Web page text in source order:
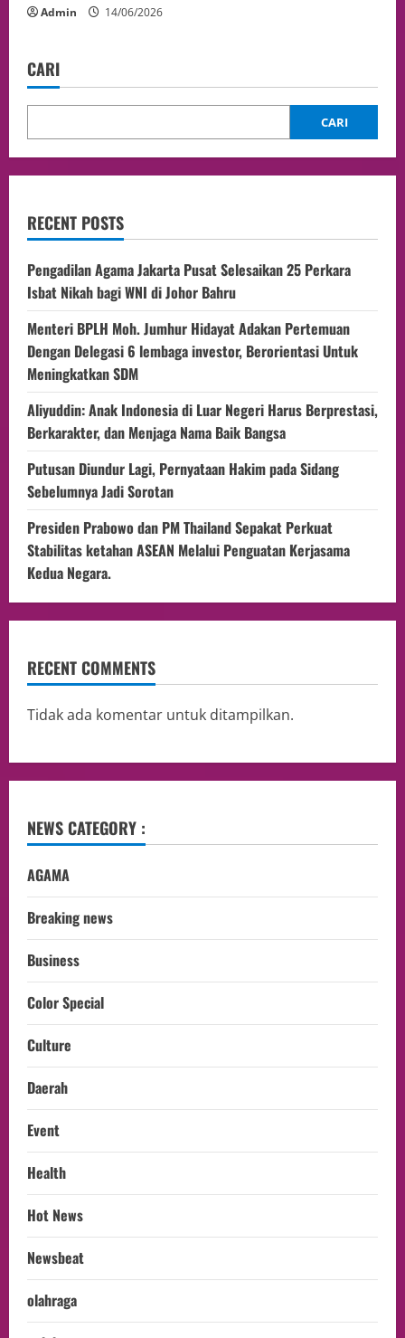
Admin 14/06/2026
CARI
CARI
RECENT POSTS
Pengadilan Agama Jakarta Pusat Selesaikan 25 Perkara
Isbat Nikah bagi WNI di Johor Bahru
Menteri BPLH Moh. Jumhur Hidayat Adakan Pertemuan
Dengan Delegasi 6 lembaga investor, Berorientasi Untuk
Meningkatkan SDM
Aliyuddin: Anak Indonesia di Luar Negeri Harus Berprestasi,
Berkarakter, dan Menjaga Nama Baik Bangsa
Putusan Diundur Lagi, Pernyataan Hakim pada Sidang
Sebelumnya Jadi Sorotan
Presiden Prabowo dan PM Thailand Sepakat Perkuat
Stabilitas ketahan ASEAN Melalui Penguatan Kerjasama
Kedua Negara.
RECENT COMMENTS
Tidak ada komentar untuk ditampilkan.
NEWS CATEGORY :
AGAMA
Breaking news
Business
Color Special
Culture
Daerah
Event
Health
Hot News
Newsbeat
olahraga